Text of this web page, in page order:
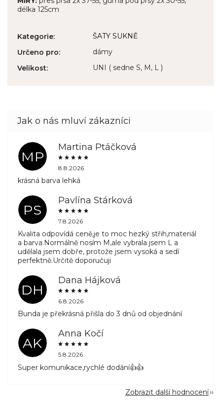
délka 125cm
Kategorie:
ŠATY SUKNĚ
Určeno pro:
dámy
Velikost: UNI ( sedne S, M, L )
MP
Martina Ptáčková
8.8.2026
krásná barva lehká
PS
Pavlína Stárková
7.8.2026
Kvalita odpovídá ceně,je to moc hezký střih,materiál
a barva.Normálně nosím M,ale vybrala jsem L a
udělala jsem dobře, protože jsem vysoká a sedí
perfektně.Určitě doporučuji
DH
Dana Hájková
6.8.2026
Bunda je překrásná přišla do 3 dnů od objednání
AK
Anna Kočí
5.8.2026
Super komunikace,rychlé dodání👍👍
Zobrazit další hodnocení